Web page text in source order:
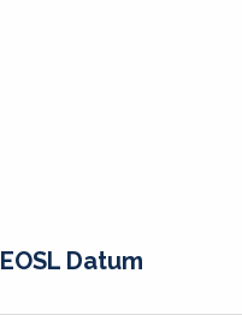
EOSL Datum